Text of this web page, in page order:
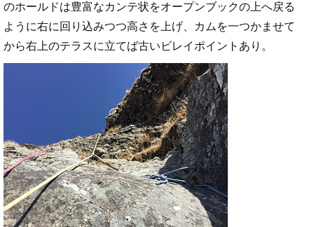
のホールドは豊富なカンテ状をオープンブックの上へ戻る
ように右に回り込みつつ高さを上げ、カムを一つかませて
から右上のテラスに立てば古いビレイポイントあり。